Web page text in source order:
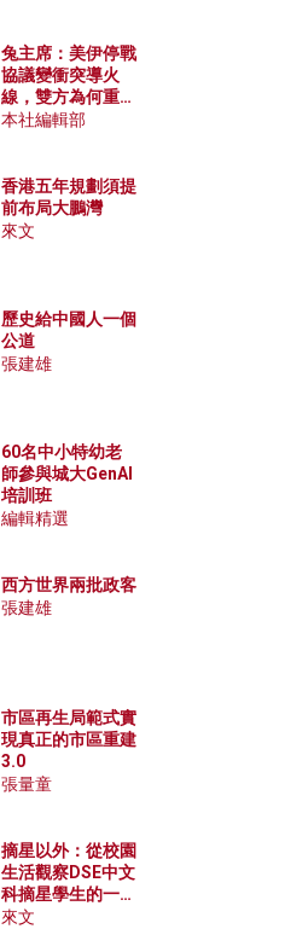
兔主席：美伊停戰
協議變衝突導火
線，雙方為何重啟
戰爭？伊朗一早洞
本社編輯部
香港五年規劃須提
前布局大鵬灣
來文
歷史給中國人一個
公道
張建雄
60名中小特幼老
師參與城大GenAI
培訓班
編輯精選
西方世界兩批政客
張建雄
市區再生局範式實
現真正的市區重建
3.0
張量童
摘星以外：從校園
生活觀察DSE中文
科摘星學生的一點
特質
來文